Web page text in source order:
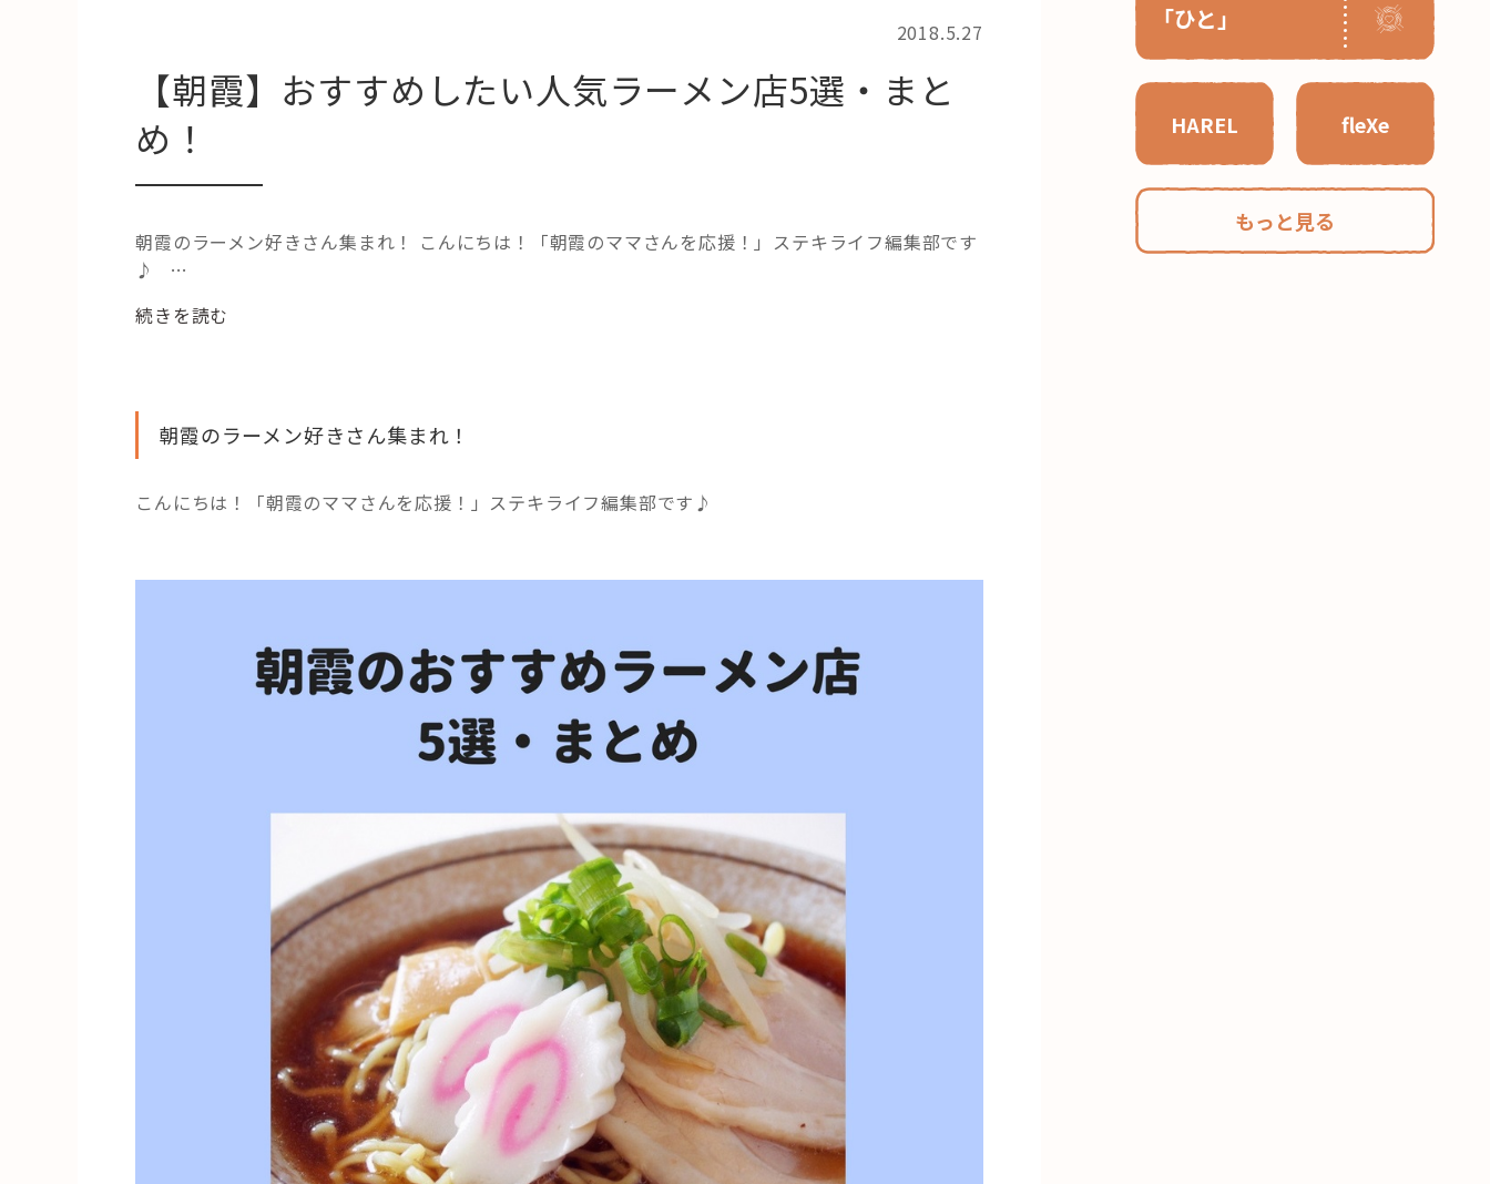
「ひと」
HAREL fleXe
もっと見る
2018.5.27
【朝霞】おすすめしたい人気ラーメン店5選・まと
め！
朝霞のラーメン好きさん集まれ！ こんにちは！「朝霞のママさんを応援！」ステキライフ編集部です
♪ …
“【朝
め
た
続きを読む
朝霞のラーメン好きさん集まれ！
こんにちは！「朝霞のママさんを応援！」ステキライフ編集部です♪